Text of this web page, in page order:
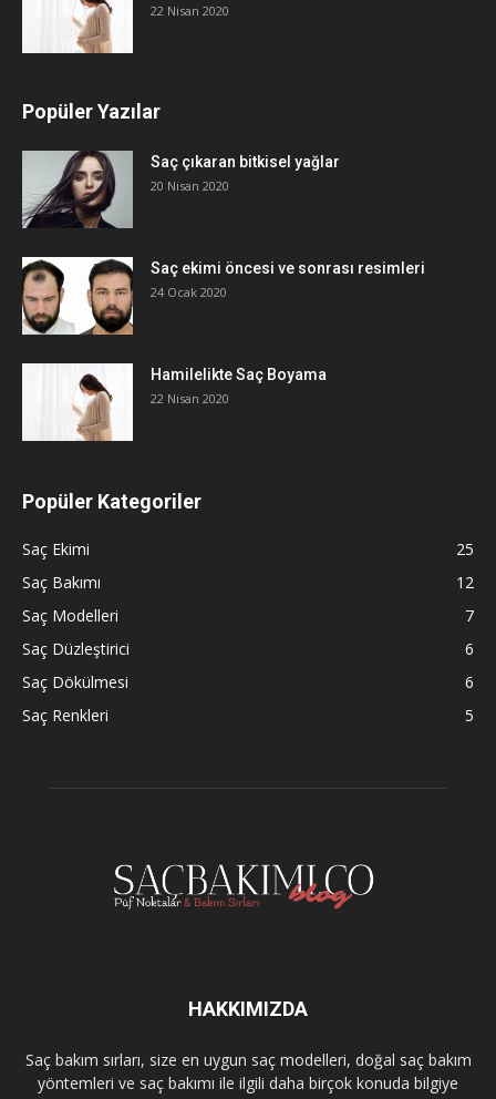
22 Nisan 2020
Popüler Yazılar
Saç çıkaran bitkisel yağlar
20 Nisan 2020
Saç ekimi öncesi ve sonrası resimleri
24 Ocak 2020
Hamilelikte Saç Boyama
22 Nisan 2020
Popüler Kategoriler
Saç Ekimi
25
Saç Bakımı
12
Saç Modelleri
7
Saç Düzleştirici
6
Saç Dökülmesi
6
Saç Renkleri
5
HAKKIMIZDA
Saç bakım sırları, size en uygun saç modelleri, doğal saç bakım
yöntemleri ve saç bakımı ile ilgili daha birçok konuda bilgiye